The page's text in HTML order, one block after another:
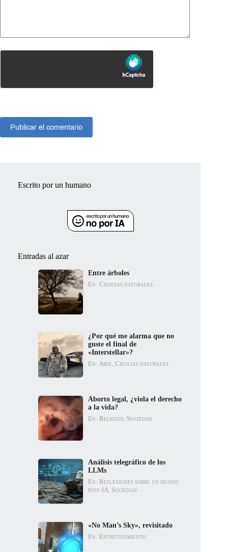
Publicar el comentario
Escrito por un humano
Entradas al azar
Entre árboles
En: Ciencias naturales
¿Por qué me alarma que no
guste el final de
«Interstellar»?
En: Arte, Ciencias naturales
Aborto legal, ¿viola el derecho
a la vida?
En: Religión, Sociedad
Análisis telegráfico de los
LLMs
En: Reflexiones sobre un mundo
post-IA, Sociedad
«No Man’s Sky», revisitado
En: Entretenimiento